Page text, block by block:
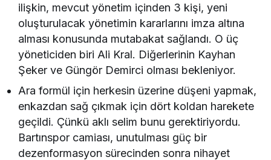
ilişkin, mevcut yönetim içinden 3 kişi, yeni
oluşturulacak yönetimin kararlarını imza altına
alması konusunda mutabakat sağlandı. O üç
yöneticiden biri Ali Kral. Diğerlerinin Kayhan
Şeker ve Güngör Demirci olması bekleniyor.
Ara formül için herkesin üzerine düşeni yapmak,
enkazdan sağ çıkmak için dört koldan harekete
geçildi. Çünkü aklı selim bunu gerektiriyordu.
Bartınspor camiası, unutulması güç bir
dezenformasyon sürecinden sonra nihayet